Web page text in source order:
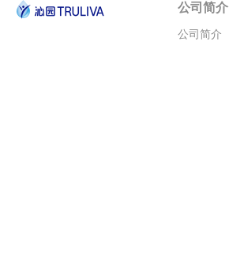
公司简介
公司简介